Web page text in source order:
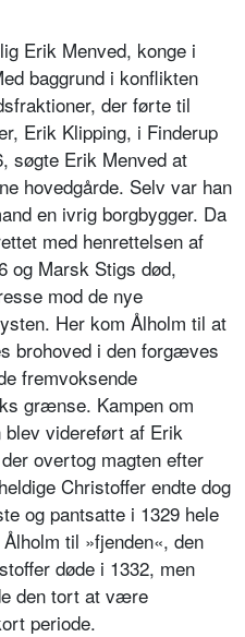
Erik Menved, konge i
baggrund i konflikten
der førte til
Erik Klipping, i Finderup
søgte Erik Menved at
hovedgårde. Selv var han
en ivrig borgbygger. Da
med henrettelsen af
og Marsk Stigs død,
mod de nye
Her kom Ålholm til at
brohoved i den forgæves
fremvoksende
grænse. Kampen om
videreført af Erik
overtog magten efter
Christoffer endte dog
og pantsatte i 1329 hele
til »fjenden«, den
døde i 1332, men
den tort at være
periode.